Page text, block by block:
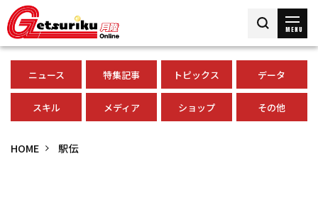
MENU
ニュース 特集記事 トピックス データ
スキル メディア ショップ その他
HOME 駅伝